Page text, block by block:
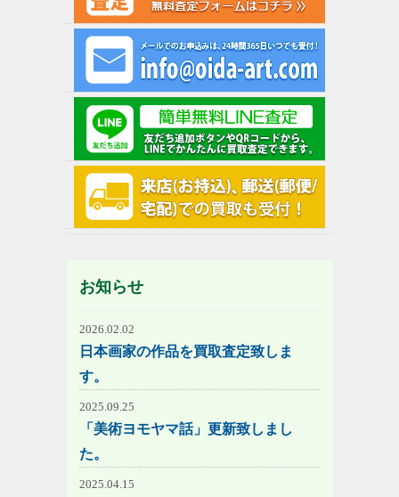
お知らせ
2026.02.02
日本画家の作品を買取査定致しま
す。
2025.09.25
「美術ヨモヤマ話」更新致しまし
た。
2025.04.15